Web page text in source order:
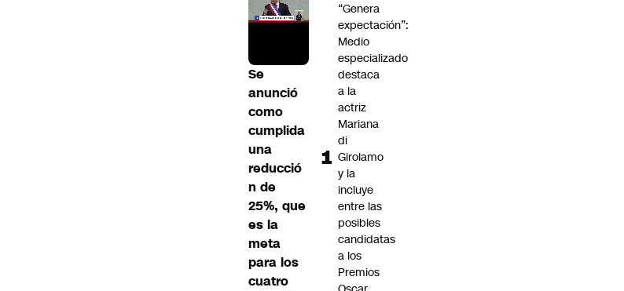
Se
anunció
como
cumplida
una
reducció
n de
25%, que
es la
meta
para los
cuatro
“Genera
expectación”:
Medio
especializado
destaca
a la
actriz
Mariana
di
Girolamo
y la
incluye
entre las
posibles
candidatas
a los
Premios